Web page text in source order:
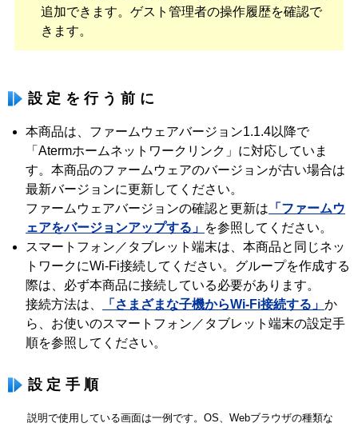
追加できます。ゲスト管理者の操作履歴を確認で
きます。
設定を行う前に
本商品は、ファームウェアバージョン1.1.4以降で
「Atermホームネットワークリンク」に対応していま
す。本商品のファームウェアのバージョンが古い場合は
最新バージョンに更新してください。
ファームウェアバージョンの確認と更新は 「ファームウ
ェアをバージョンアップする」 を参照してください。
スマートフォン／タブレット端末は、本商品と同じネッ
トワークにWi-Fi接続してください。グループを作成する
際は、必ず本商品に接続している必要があります。
接続方法は、
「さまざまな子機からWi-Fi接続する」 か
ら、お使いのスマートフォン／タブレット端末の設定手
順を参照してください。
設定手順
説明で使用している画面は一例です。OS、Webブラウザの種類な